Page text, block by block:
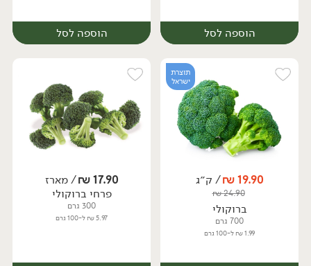
הוספה לסל
מארז
הוספה לסל
מארז
תוצרת
ישראל
19.90
₪/ ק״ג
24.90
₪
ברוקולי
700 גרם
1.99 ₪ ל-100 גרם
17.90
₪/ מארז
פרחי ברוקולי
300 גרם
5.97 ₪ ל-100 גרם